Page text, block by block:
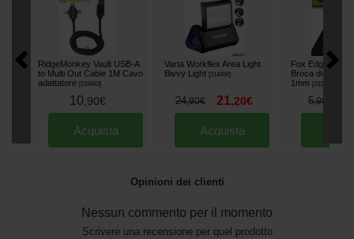
RidgeMonkey Vault USB-A
to Multi Out Cable 1M Cavo
adattatore [219943]
10,90€
Acquista
Varta Workflex Area Light
Bivvy Light [214456]
24,90€ 21,20€
Acquista
Fox Edges
Broca di
1mm [232540
5,90
Opinioni dei clienti
Nessun commento per il momento
Scrivere una recensione per quel prodotto